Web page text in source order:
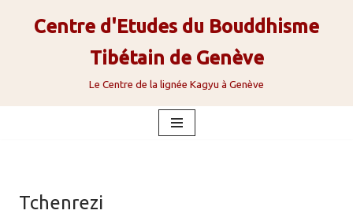
Centre d'Etudes du Bouddhisme
Tibétain de Genève
Le Centre de la lignée Kagyu à Genève
Tchenrezi